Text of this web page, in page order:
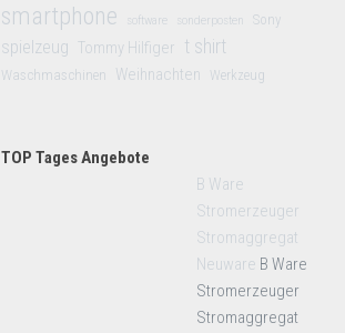
smartphone software sonderposten Sony
spielzeug Tommy Hilfiger t shirt
Waschmaschinen Weihnachten Werkzeug
TOP Tages Angebote
B Ware
Stromerzeuger
Stromaggregat
Neuware B Ware
Stromerzeuger
Stromaggregat